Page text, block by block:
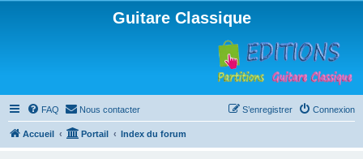
Guitare Classique
FAQ Nous contacter Connexion
S’enregistrer
Accueil Portail Index du forum